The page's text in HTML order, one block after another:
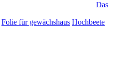
Das
Folie für gewächshaus Hochbeete